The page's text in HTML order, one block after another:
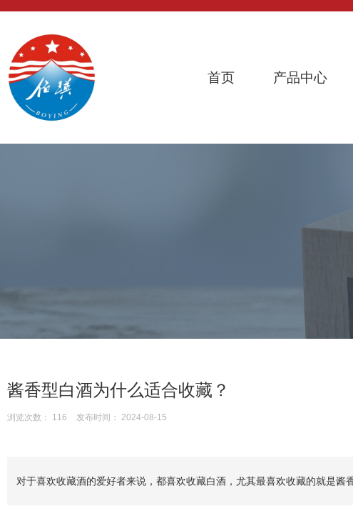
首页 产品中心
酱香型白酒为什么适合收藏？
浏览次数： 116 发布时间： 2024-08-15
对于喜欢收藏酒的爱好者来说，都喜欢收藏白酒，尤其最喜欢收藏的就是酱